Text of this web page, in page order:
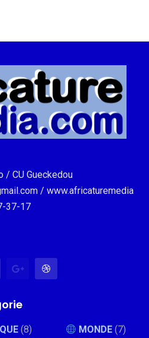
/ CU Gueckedou
/ www.africaturemedia
37-17
(8) MONDE (7)